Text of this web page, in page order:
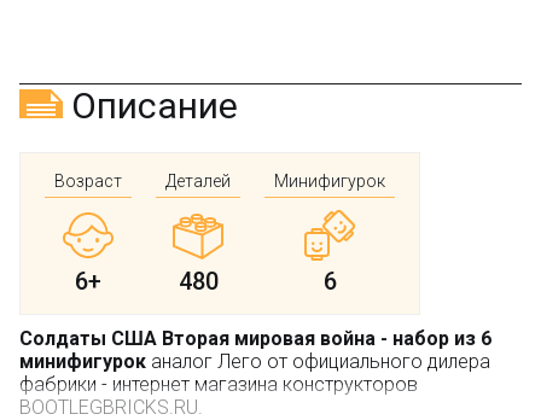
Описание
Возраст
6+
Деталей
480
Минифигурок
6
Солдаты США Вторая мировая война - набор из 6
минифигурок аналог Лего от официального дилера
фабрики - интернет магазина конструкторов
BOOTLEGBRICKS.RU.